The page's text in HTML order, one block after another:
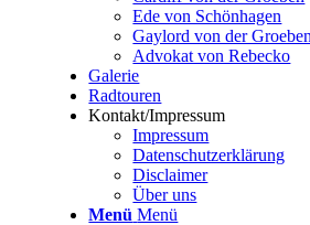
Ede von Schönhagen
Gaylord von der Groeben
Advokat von Rebecko
Galerie
Radtouren
Kontakt/Impressum
Impressum
Datenschutzerklärung
Disclaimer
Über uns
Menü Menü